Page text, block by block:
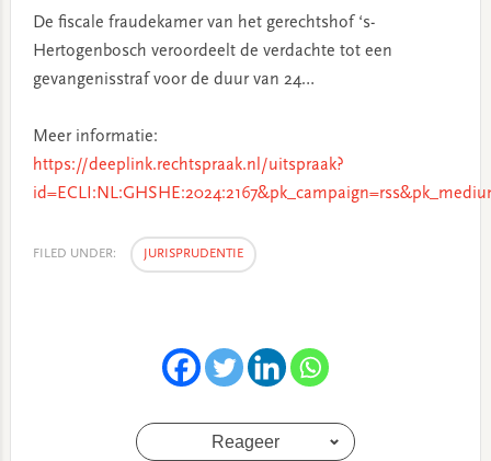
De fiscale fraudekamer van het gerechtshof ‘s-
Hertogenbosch veroordeelt de verdachte tot een
gevangenisstraf voor de duur van 24…
Meer informatie:
https://deeplink.rechtspraak.nl/uitspraak?
FILED UNDER: JURISPRUDENTIE
Reageer